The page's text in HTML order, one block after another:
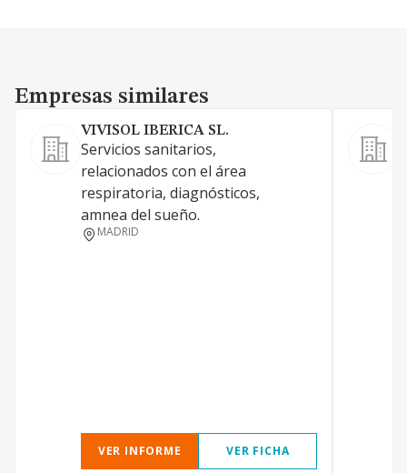
Empresas similares
Empresas similares
VIVISOL IBERICA SL.
Servicios sanitarios,
relacionados con el área
respiratoria, diagnósticos,
amnea del sueño.
MADRID
VER INFORME VER FICHA